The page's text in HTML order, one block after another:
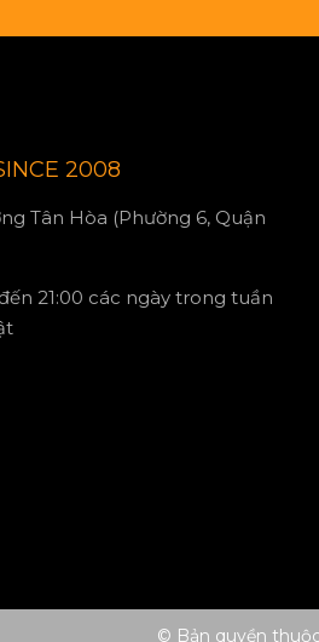
2008
Tân Hòa (Phường 6, Quận
21:00 các ngày trong tuần
© Bản quyền